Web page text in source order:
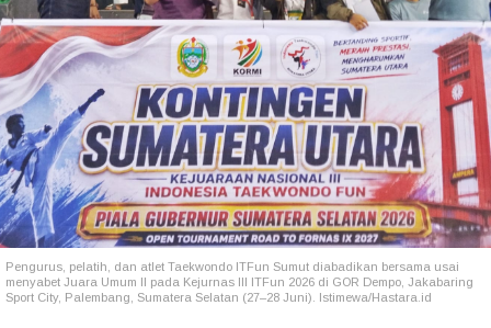
Pengurus, pelatih, dan atlet Taekwondo ITFun Sumut diabadikan bersama usai
menyabet Juara Umum II pada Kejurnas III ITFun 2026 di GOR Dempo, Jakabaring
Sport City, Palembang, Sumatera Selatan (27–28 Juni). Istimewa/Hastara.id